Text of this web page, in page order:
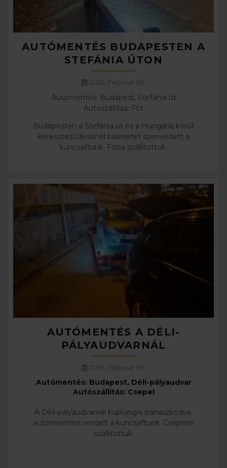
AUTÓMENTÉS BUDAPESTEN A
STEFÁNIA ÚTON
2025. Február 09.
Autómentés: Budapest, Stefánia út
Autószállítás: Fót
Budapesten a Stefánia út és a Hungária körút
kereszteződésénél balesetet szenvedett a
kuncsaftunk. Fótra szállítottuk.
AUTÓMENTÉS A DÉLI-
PÁLYAUDVARNÁL
2025. Február 05.
Autómentés: Budapest, Déli-pályaudvar
Autószállítás: Csepel
A Déli-pályaudvarnál kuplungra panaszkodva,
autómentést rendelt a kuncsaftunk. Csepelre
szállítottuk.